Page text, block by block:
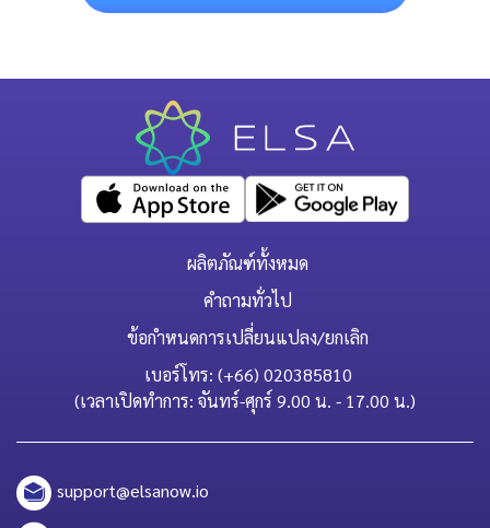
ผลิตภัณฑ์ทั้งหมด
คำถามทั่วไป
ข้อกำหนดการเปลี่ยนแปลง/ยกเลิก
เบอร์โทร: (+66) 020385810
(เวลาเปิดทำการ: จันทร์-ศุกร์ 9.00 น. - 17.00 น.)
support@elsanow.io